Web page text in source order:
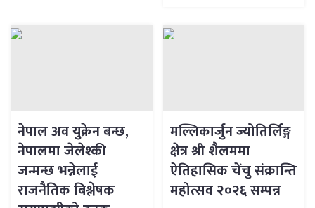
नेपाल अव युक्रेन बन्छ,
नेपालमा जेलेश्की
जन्मन्छ भन्नेलाई
राजनैतिक बिश्लेषक
मल्लिकार्जुन ज्योतिर्लिङ्ग
क्षेत्र श्री शैलममा
ऐतिहासिक चेंचु संक्रान्ति
महोत्सव २०२६ सम्पन्न